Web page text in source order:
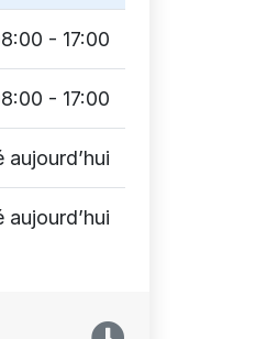
- 17:00
- 17:00
aujourd’hui
aujourd’hui